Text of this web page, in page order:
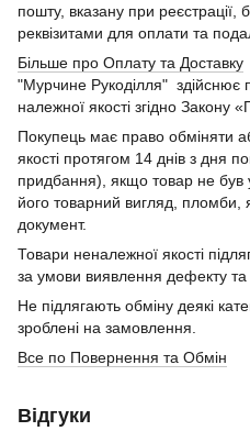
пошту, вказану при реєстрації,
реквізитами для оплати та
Більше про Оплату та Доставку
"Мурчине Рукоділля" здійснює
належної якості згідно Закону
Покупець має право обміняти
якості протягом 14 днів з дня
придбання), якщо товар не був
його товарний вигляд, пломби,
документ.
Товари неналежної якості
за умови виявлення дефекту та
Не підлягають обміну деякі
зроблені на замовлення.
Все по Повернення та Обмін
Відгуки